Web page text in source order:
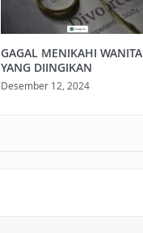
GAGAL MENIKAHI WANITA
YANG DIINGIKAN
Desember 12, 2024